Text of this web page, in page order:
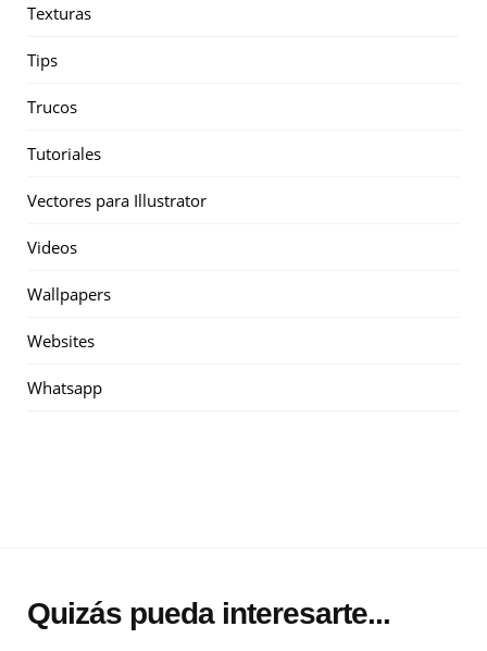
Texturas
Tips
Trucos
Tutoriales
Vectores para Illustrator
Videos
Wallpapers
Websites
Whatsapp
Quizás pueda interesarte...